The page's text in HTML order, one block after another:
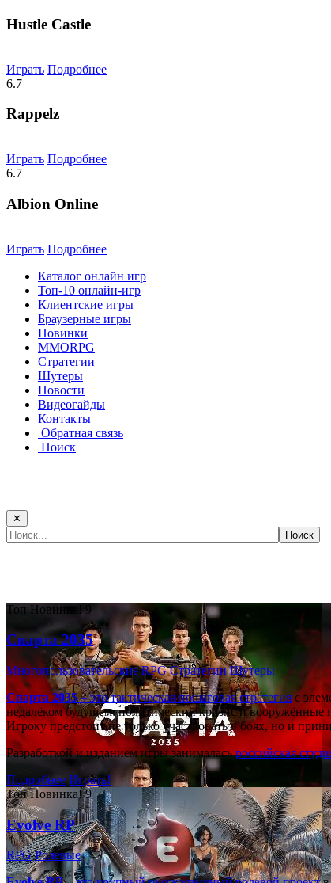
Hustle Castle
Играть Подробнее
6.7
Rappelz
Играть Подробнее
6.7
Albion Online
Играть Подробнее
Каталог онлайн игр
Топ-10 онлайн-игр
Клиентские игры
Браузерные игры
Новинки
MMORPG
Стратегии
Шутеры
Новости
Видеогайды
Контакты
Обратная связь
Поиск
✕
Топ Новинка! 9
Спарта 2035
Многопользовательские RPG Стратегии Шутеры
Спарта 2035– это тактическаяпошаговая стратегияс
недалёком будущем: политический кризис и вооружённые
Игроку предстоит не только участвовать в боях, но и
Разработкой и изданием игры занималасьроссийская
Подробнее Играть!
Топ Новинка! 9
Evolve RP
RPG Ролевые